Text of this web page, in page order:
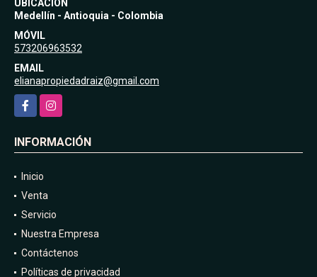
UBICACIÓN
Medellín - Antioquia - Colombia
MÓVIL
573206963532
EMAIL
elianapropiedadraiz@gmail.com
FacebookInstagram
INFORMACIÓN
Inicio
Venta
Servicio
Nuestra Empresa
Contáctenos
Políticas de privacidad